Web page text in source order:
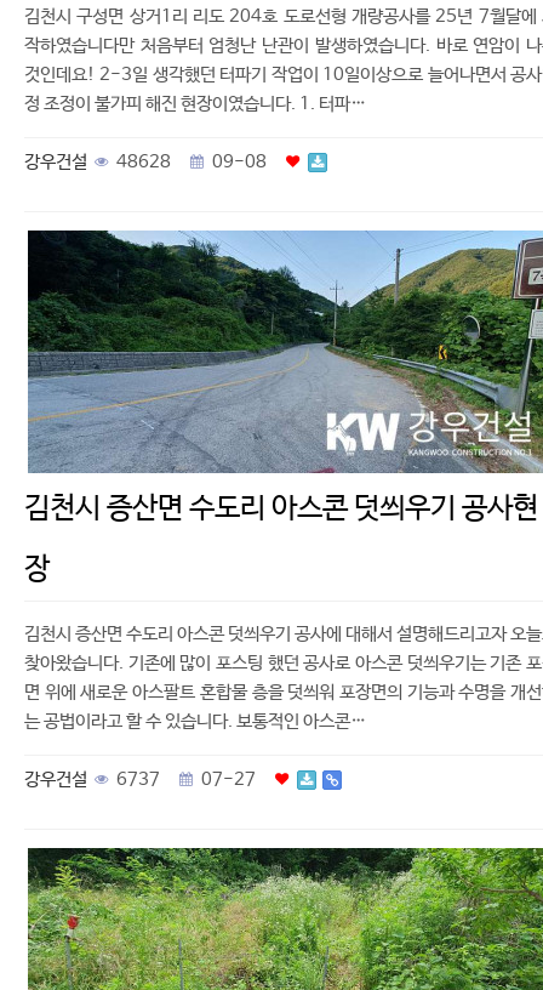
김천시 구성면 상거1리 리도 204호 도로선형 개량공사를 25년 7월달에
작하였습니다만 처음부터 엄청난 난관이 발생하였습니다. 바로 연암이
것인데요! 2-3일 생각했던 터파기 작업이 10일이상으로 늘어나면서 공
정 조정이 불가피 해진 현장이였습니다. 1. 터파…
강우건설 48628 09-08
김천시 증산면 수도리 아스콘 덧씌우기 공사현
장
김천시 증산면 수도리 아스콘 덧씌우기 공사에 대해서 설명해드리고자 오
찾아왔습니다. 기존에 많이 포스팅 했던 공사로 아스콘 덧씌우기는 기존
면 위에 새로운 아스팔트 혼합물 층을 덧씌워 포장면의 기능과 수명을 개
는 공법이라고 할 수 있습니다. 보통적인 아스콘…
강우건설 6737 07-27